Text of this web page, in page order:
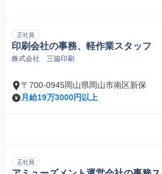
正社員
印刷会社の事務、軽作業スタッフ
株式会社 三協印刷
〒700-0945岡山県岡山市南区新保
月給19万3000円以上
正社員